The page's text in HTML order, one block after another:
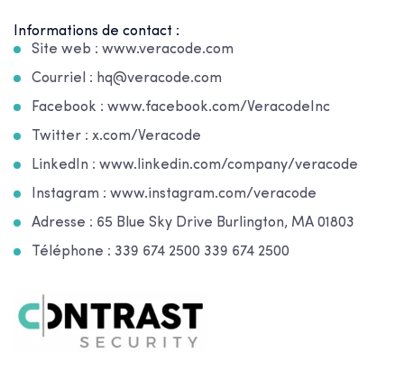
Informations de contact :
Site web : www.veracode.com
Courriel : hq@veracode.com
Facebook : www.facebook.com/VeracodeInc
Twitter : x.com/Veracode
LinkedIn : www.linkedin.com/company/veracode
Instagram : www.instagram.com/veracode
Adresse : 65 Blue Sky Drive Burlington, MA 01803
Téléphone : 339 674 2500 339 674 2500